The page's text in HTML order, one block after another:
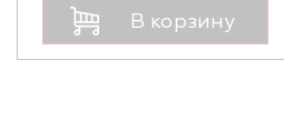
В корзину